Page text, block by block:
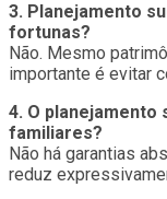
3. Planejamento
fortunas?
Não. Mesmo
importante é evitar
4. O
familiares?
Não há garantias
reduz